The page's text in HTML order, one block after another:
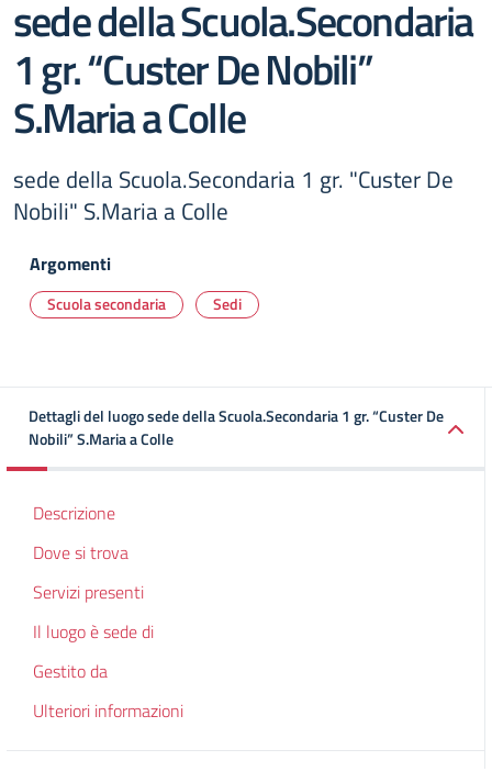
sede della Scuola.Secondaria
1 gr. “Custer De Nobili”
S.Maria a Colle
sede della Scuola.Secondaria 1 gr. "Custer De
Nobili" S.Maria a Colle
Argomenti
Scuola secondaria Sedi
Dettagli del luogo sede della Scuola.Secondaria 1 gr. “Custer De
Nobili” S.Maria a Colle
Descrizione
Dove si trova
Servizi presenti
Il luogo è sede di
Gestito da
Ulteriori informazioni